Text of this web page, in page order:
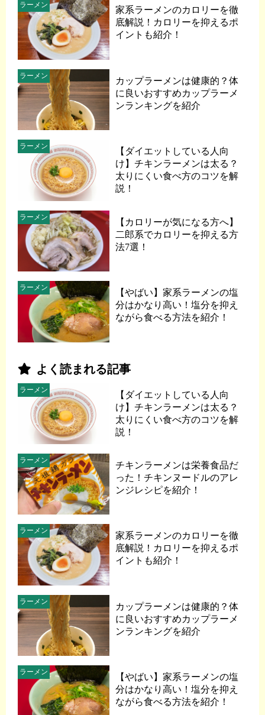
家系ラーメンのカロリーを徹
底解説！カロリーを抑えるポ
イントも紹介！
ラーメン
カップラーメンは健康的？体
に良いおすすめカップラーメ
ンランキングを紹介
ラーメン
【ダイエットしている人向
け】チキンラーメンは太る？
太りにくい食べ方のコツを解
説！
ラーメン
【カロリーが気になる方へ】
二郎系でカロリーを抑える方
法7選！
ラーメン
【やばい】家系ラーメンの塩
分はかなり高い！塩分を抑え
ながら食べる方法を紹介！
ラーメン
よく読まれる記事
【ダイエットしている人向
け】チキンラーメンは太る？
太りにくい食べ方のコツを解
説！
ラーメン
チキンラーメンは栄養食品だ
った！チキンヌードルのアレ
ンジレシピを紹介！
ラーメン
家系ラーメンのカロリーを徹
底解説！カロリーを抑えるポ
イントも紹介！
ラーメン
カップラーメンは健康的？体
に良いおすすめカップラーメ
ンランキングを紹介
ラーメン
【やばい】家系ラーメンの塩
分はかなり高い！塩分を抑え
ながら食べる方法を紹介！
ラーメン